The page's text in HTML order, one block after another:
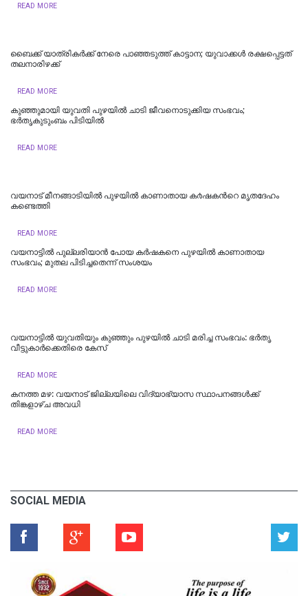
READ MORE
ബൈക്ക്‌ യാത്രികർക്ക്‌ നേരെ പാഞ്ഞടുത്ത്‌ കാട്ടാന; യുവാക്കൾ രക്ഷപ്പെട്ടത്‌
തലനാരിഴക്ക്
READ MORE
കുഞ്ഞുമായി യുവതി പുഴയില്‍ ചാടി ജീവനൊടുക്കിയ സംഭവം;
ഭർതൃകുടുംബം പിടിയിൽ
READ MORE
വയനാട്‌ മീനങ്ങാടിയിൽ പുഴയിൽ കാണാതായ ക൪ഷകന്‍റെ മൃതദേഹം
കണ്ടെത്തി
READ MORE
വയനാട്ടില്‍ പുല്ലരിയാന്‍ പോയ കര്‍ഷകനെ പുഴയില്‍ കാണാതായ
സംഭവം; മുതല പിടിച്ചതെന്ന് സംശയം
READ MORE
വയനാട്ടിൽ യുവതിയും കുഞ്ഞും പുഴയിൽ ചാടി മരിച്ച സംഭവം: ഭർതൃ
വീട്ടുകാർക്കെതിരെ കേസ്
READ MORE
കനത്ത മഴ: വയനാട് ജില്ലയിലെ വിദ്യാഭ്യാസ സ്ഥാപനങ്ങൾക്ക്
തിങ്കളാഴ്ച അവധി
READ MORE
SOCIAL MEDIA